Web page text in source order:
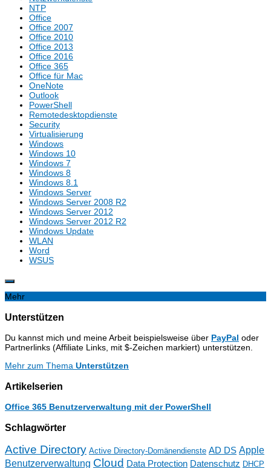
NTP
Office
Office 2007
Office 2010
Office 2013
Office 2016
Office 365
Office für Mac
OneNote
Outlook
PowerShell
Remotedesktopdienste
Security
Virtualisierung
Windows
Windows 10
Windows 7
Windows 8
Windows 8.1
Windows Server
Windows Server 2008 R2
Windows Server 2012
Windows Server 2012 R2
Windows Update
WLAN
Word
WSUS
Mehr
Unterstützen
Du kannst mich und meine Arbeit beispielsweise über PayPal oder
Partnerlinks (Affiliate Links, mit $-Zeichen markiert) unterstützen.
Mehr zum Thema Unterstützen
Artikelserien
Office 365 Benutzerverwaltung mit der PowerShell
Schlagwörter
Active Directory Active Directory-Domänendienste AD DS Apple
Benutzerverwaltung Cloud Data Protection Datenschutz DHCP